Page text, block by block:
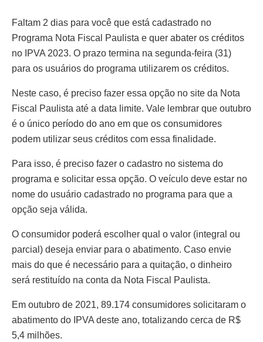
Faltam 2 dias para você que está cadastrado no
Programa Nota Fiscal Paulista e quer abater os créditos
no IPVA 2023. O prazo termina na segunda-feira (31)
para os usuários do programa utilizarem os créditos.
Neste caso, é preciso fazer essa opção no site da Nota
Fiscal Paulista até a data limite. Vale lembrar que outubro
é o único período do ano em que os consumidores
podem utilizar seus créditos com essa finalidade.
Para isso, é preciso fazer o cadastro no sistema do
programa e solicitar essa opção. O veículo deve estar no
nome do usuário cadastrado no programa para que a
opção seja válida.
O consumidor poderá escolher qual o valor (integral ou
parcial) deseja enviar para o abatimento. Caso envie
mais do que é necessário para a quitação, o dinheiro
será restituído na conta da Nota Fiscal Paulista.
Em outubro de 2021, 89.174 consumidores solicitaram o
abatimento do IPVA deste ano, totalizando cerca de R$
5,4 milhões.